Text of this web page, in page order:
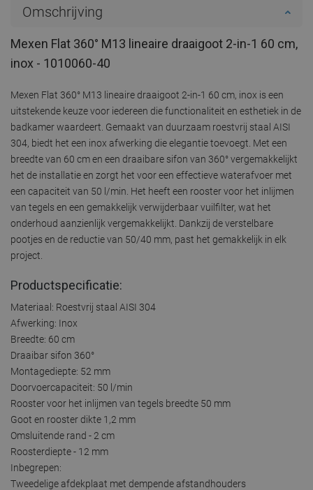
Omschrijving
Mexen Flat 360° M13 lineaire draaigoot 2-in-1 60 cm,
inox - 1010060-40
Mexen Flat 360° M13 lineaire draaigoot 2-in-1 60 cm, inox is een
uitstekende keuze voor iedereen die functionaliteit en esthetiek in de
badkamer waardeert. Gemaakt van duurzaam roestvrij staal AISI
304, biedt het een inox afwerking die elegantie toevoegt. Met een
breedte van 60 cm en een draaibare sifon van 360° vergemakkelijkt
het de installatie en zorgt het voor een effectieve waterafvoer met
een capaciteit van 50 l/min. Het heeft een rooster voor het inlijmen
van tegels en een gemakkelijk verwijderbaar vuilfilter, wat het
onderhoud aanzienlijk vergemakkelijkt. Dankzij de verstelbare
pootjes en de reductie van 50/40 mm, past het gemakkelijk in elk
project.
Productspecificatie:
Materiaal: Roestvrij staal AISI 304
Afwerking: Inox
Breedte: 60 cm
Draaibar sifon 360°
Montagediepte: 52 mm
Doorvoercapaciteit: 50 l/min
Rooster voor het inlijmen van tegels breedte 50 mm
Goot en rooster dikte 1,2 mm
Omsluitende rand - 2 cm
Roosterdiepte - 12 mm
Inbegrepen:
Tweedelige afdekplaat met dempende afstandhouders